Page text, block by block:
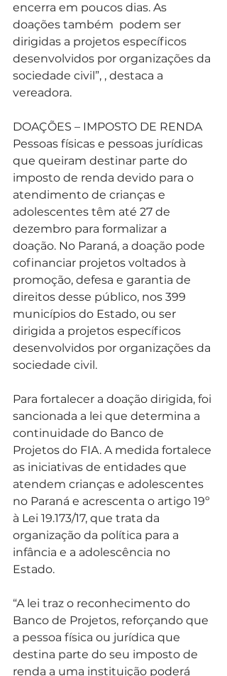
encerra em poucos dias. As
doações também  podem ser
dirigidas a projetos específicos
desenvolvidos por organizações da
sociedade civil”, , destaca a
vereadora.
DOAÇÕES – IMPOSTO DE RENDA
Pessoas físicas e pessoas jurídicas
que queiram destinar parte do
imposto de renda devido para o
atendimento de crianças e
adolescentes têm até 27 de
dezembro para formalizar a
doação. No Paraná, a doação pode
cofinanciar projetos voltados à
promoção, defesa e garantia de
direitos desse público, nos 399
municípios do Estado, ou ser
dirigida a projetos específicos
desenvolvidos por organizações da
sociedade civil.
Para fortalecer a doação dirigida, foi
sancionada a lei que determina a
continuidade do Banco de
Projetos do FIA. A medida fortalece
as iniciativas de entidades que
atendem crianças e adolescentes
no Paraná e acrescenta o artigo 19º
à Lei 19.173/17, que trata da
organização da política para a
infância e a adolescência no
Estado.
“A lei traz o reconhecimento do
Banco de Projetos, reforçando que
a pessoa física ou jurídica que
destina parte do seu imposto de
renda a uma instituição poderá